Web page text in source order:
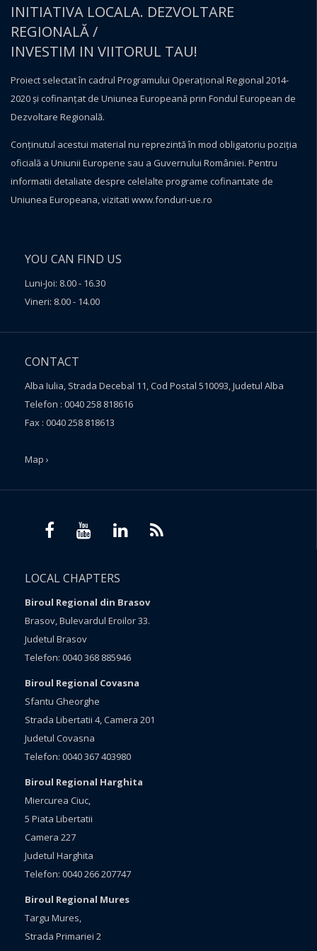
INITIATIVA LOCALA. DEZVOLTARE
REGIONALĂ /
INVESTIM IN VIITORUL TAU!
Proiect selectat în cadrul Programului Operațional Regional 2014-
2020 și cofinanțat de Uniunea Europeană prin Fondul European de
Dezvoltare Regională.
Conţinutul acestui material nu reprezintă în mod obligatoriu poziţia
oficială a Uniunii Europene sau a Guvernului României. Pentru
informatii detaliate despre celelalte programe cofinantate de
Uniunea Europeana, vizitati www.fonduri-ue.ro
YOU CAN FIND US
Luni-Joi: 8.00 - 16.30
Vineri: 8.00 - 14.00
CONTACT
Alba Iulia, Strada Decebal 11, Cod Postal 510093, Judetul Alba
Telefon : 0040 258 818616
Fax : 0040 258 818613
Map ›
LOCAL CHAPTERS
Biroul Regional din Brasov
Brasov, Bulevardul Eroilor 33.
Judetul Brasov
Telefon: 0040 368 885946
Biroul Regional Covasna
Sfantu Gheorghe
Strada Libertatii 4, Camera 201
Judetul Covasna
Telefon: 0040 367 403980
Biroul Regional Harghita
Miercurea Ciuc,
5 Piata Libertatii
Camera 227
Judetul Harghita
Telefon: 0040 266 207747
Biroul Regional Mures
Targu Mures,
Strada Primariei 2